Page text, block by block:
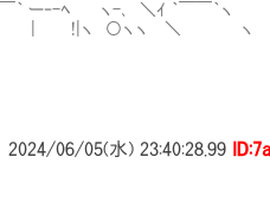
ﾍ ヽ-､ ＼ｲ ｀￣￣｀ヽ
○ヽヽ ＼ ヽ
2024/06/05(水) 23:40:28.99